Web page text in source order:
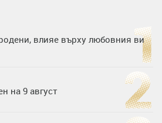
влияе върху любовния ви
на 9 август